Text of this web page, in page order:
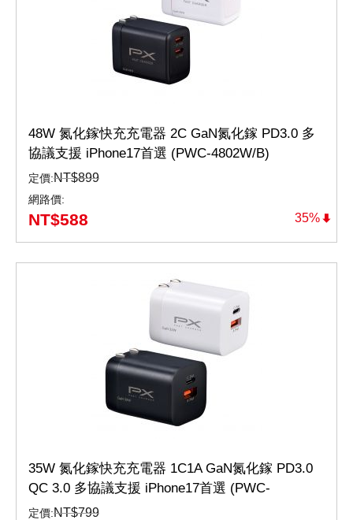
35%
48W 氮化鎵快充充電器 2C GaN氮化鎵 PD3.0 多
協議支援 iPhone17首選 (PWC-4802W/B)
定價:NT$899
網路價:
NT$588
35W 氮化鎵快充充電器 1C1A GaN氮化鎵 PD3.0
QC 3.0 多協議支援 iPhone17首選 (PWC-
3511W/B)
定價:NT$799